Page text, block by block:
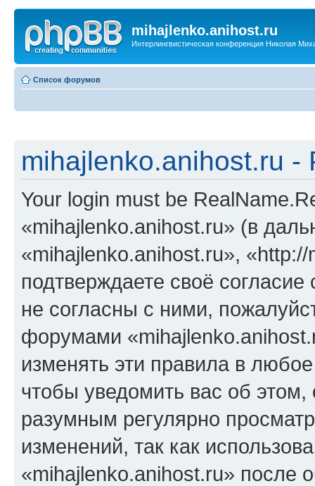
mihajlenko.anihost.ru
Интерлингвистическая конференция Николая
Список форумов
mihajlenko.anihost.ru -
Your login must be
«mihajlenko.anihost.ru» (в
«mihajlenko.anihost.ru»,
подтверждаете своё
не согласны с ними,
форумами
изменять эти правила в
чтобы уведомить вас об
разумным регулярно
изменений, так как
«mihajlenko.anihost.ru» после